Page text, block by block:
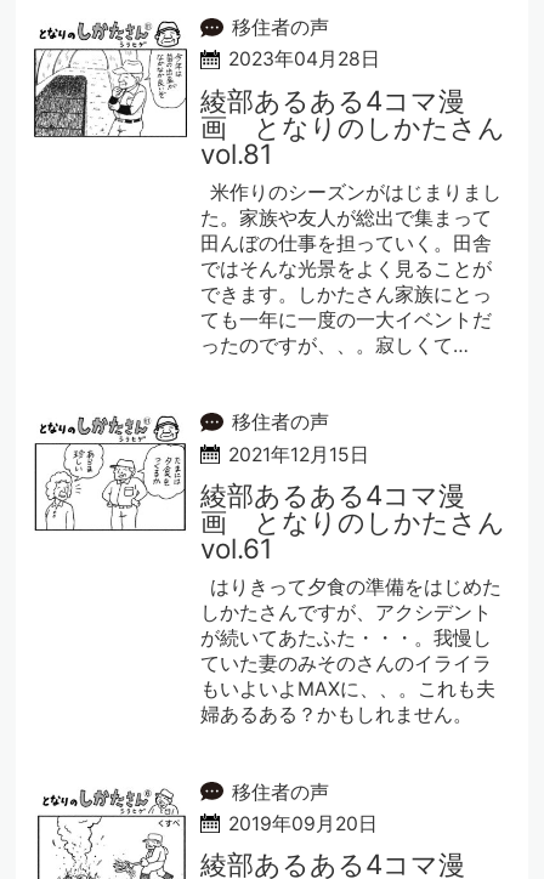
移住者の声
2023年04月28日
綾部あるある4コマ漫
画 となりのしかたさん
vol.81
米作りのシーズンがはじまりまし
た。家族や友人が総出で集まって
田んぼの仕事を担っていく。田舎
ではそんな光景をよく見ることが
できます。しかたさん家族にとっ
ても一年に一度の一大イベントだ
ったのですが、、。寂しくて…
移住者の声
2021年12月15日
綾部あるある4コマ漫
画 となりのしかたさん
vol.61
はりきって夕食の準備をはじめた
しかたさんですが、アクシデント
が続いてあたふた・・・。我慢し
ていた妻のみそのさんのイライラ
もいよいよMAXに、、。これも夫
婦あるある？かもしれません。
移住者の声
2019年09月20日
綾部あるある4コマ漫